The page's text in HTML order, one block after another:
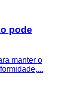
pode
manter o